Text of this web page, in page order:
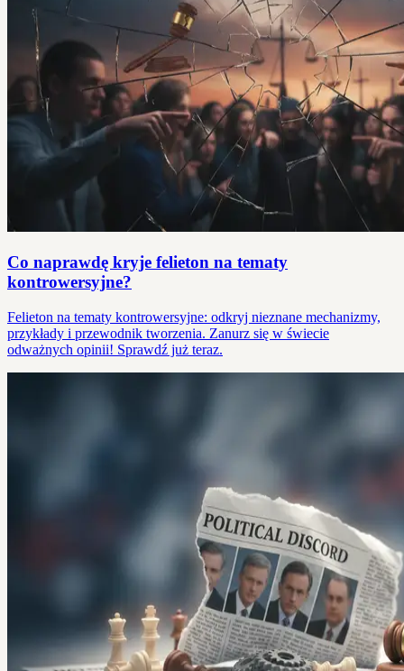
Co naprawdę kryje felieton na tematy
kontrowersyjne?
Felieton na tematy kontrowersyjne: odkryj nieznane mechanizmy,
przykłady i przewodnik tworzenia. Zanurz się w świecie
odważnych opinii! Sprawdź już teraz.